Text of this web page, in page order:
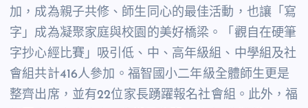
加，成為親子共修、師生同心的最佳活動，也讓「寫
字」成為凝聚家庭與校園的美好橋梁。
「觀自在硬筆
字抄心經比賽」吸引低、中、高年級組、中學組及社
會組共計416人參加。福智國小二年級全體師生更是
整齊出席，並有22位家長踴躍報名社會組。此外，福